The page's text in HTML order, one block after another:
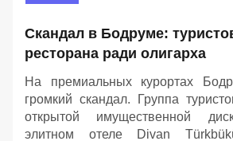
Скандал в Бодруме:
ресторана ради олигарха
На премиальных курортах
громкий скандал. Группа
открытой имущественной
элитном отеле Divan